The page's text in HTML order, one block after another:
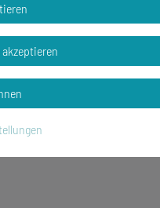
Warenkorb